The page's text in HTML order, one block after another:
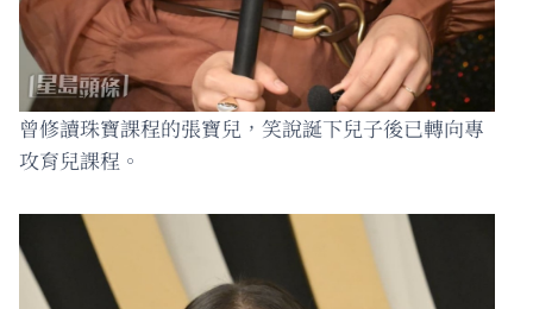
曾修讀珠寶課程的張寶兒，笑說誕下兒子後已轉向專
攻育兒課程。